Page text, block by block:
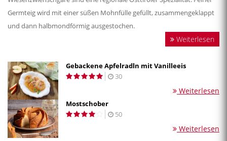
Germteig wird mit einer süßen Mohnfülle gefüllt, zusammengeklappt
und dann halbmondförmig ausgestochen.
Weiterlesen
Gebackene Apfelradln mit Vanilleeis
30
Weiterlesen
Mostschober
50
Weiterlesen